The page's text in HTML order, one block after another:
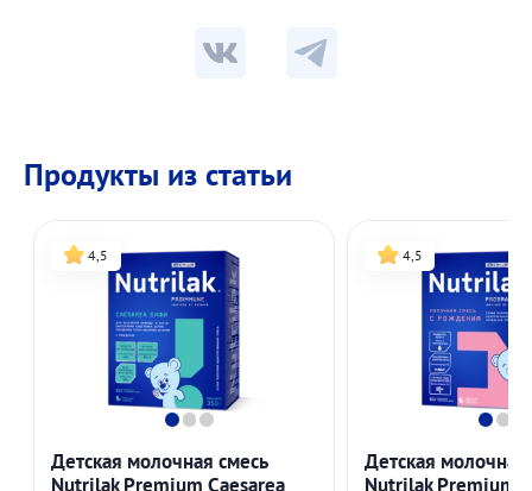
Продукты из статьи
4,5
Детская молочная смесь
Nutrilak Premium Caesarea
4,5
Детская молочная
Nutrilak Premium